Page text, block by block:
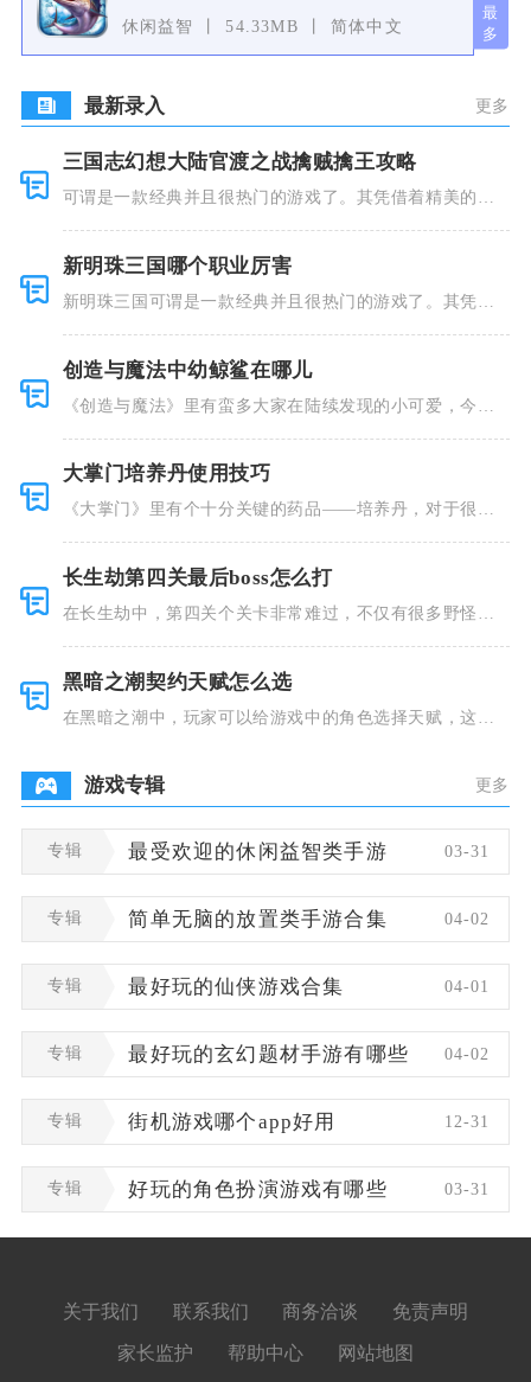
休闲益智 54.33MB 简体中文
最新录入 更多
三国志幻想大陆官渡之战擒贼擒王攻略
可谓是一款经典并且很热门的游戏了。其凭借着精美的画
新明珠三国哪个职业厉害
新明珠三国可谓是一款经典并且很热门的游戏了。其凭借
创造与魔法中幼鲸鲨在哪儿
《创造与魔法》里有蛮多大家在陆续发现的小可爱，今天
大掌门培养丹使用技巧
《大掌门》里有个十分关键的药品——培养丹，对于很多
长生劫第四关最后boss怎么打
在长生劫中，第四关个关卡非常难过，不仅有很多野怪，
黑暗之潮契约天赋怎么选
在黑暗之潮中，玩家可以给游戏中的角色选择天赋，这些
游戏专辑 更多
专辑 最受欢迎的休闲益智类手游 03-31
专辑 简单无脑的放置类手游合集 04-02
专辑 最好玩的仙侠游戏合集 04-01
专辑 最好玩的玄幻题材手游有哪些 04-02
专辑 街机游戏哪个app好用 12-31
专辑 好玩的角色扮演游戏有哪些 03-31
关于我们 联系我们 商务洽谈 免责声明
家长监护 帮助中心 网站地图